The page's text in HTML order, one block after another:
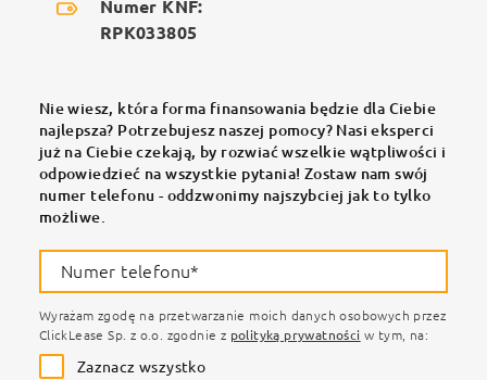
Numer KNF:
RPK033805
Nie wiesz, która forma finansowania będzie dla Ciebie
najlepsza? Potrzebujesz naszej pomocy? Nasi eksperci
już na Ciebie czekają, by rozwiać wszelkie wątpliwości i
odpowiedzieć na wszystkie pytania! Zostaw nam swój
numer telefonu - oddzwonimy najszybciej jak to tylko
możliwe.
Numer telefonu*
Wyrażam zgodę na przetwarzanie moich danych osobowych przez
ClickLease Sp. z o.o. zgodnie z polityką prywatności w tym, na:
Zaznacz wszystko